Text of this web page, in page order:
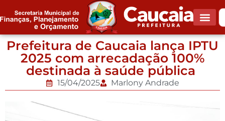
Prefeitura de Caucaia lança IPTU
2025 com arrecadação 100%
destinada à saúde pública
15/04/2025 Marlony Andrade